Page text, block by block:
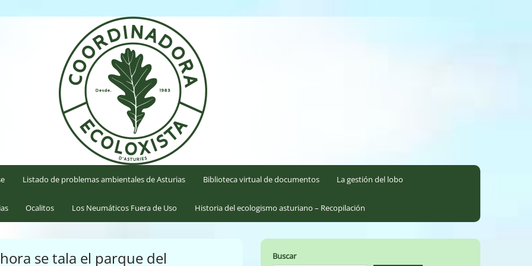
Listado de problemas ambientales de Asturias Biblioteca virtual de documentos La gestión del lobo
Ocalitos Los Neumáticos Fuera de Uso Historia del ecologismo asturiano – Recopilación
se tala el parque del Buscar